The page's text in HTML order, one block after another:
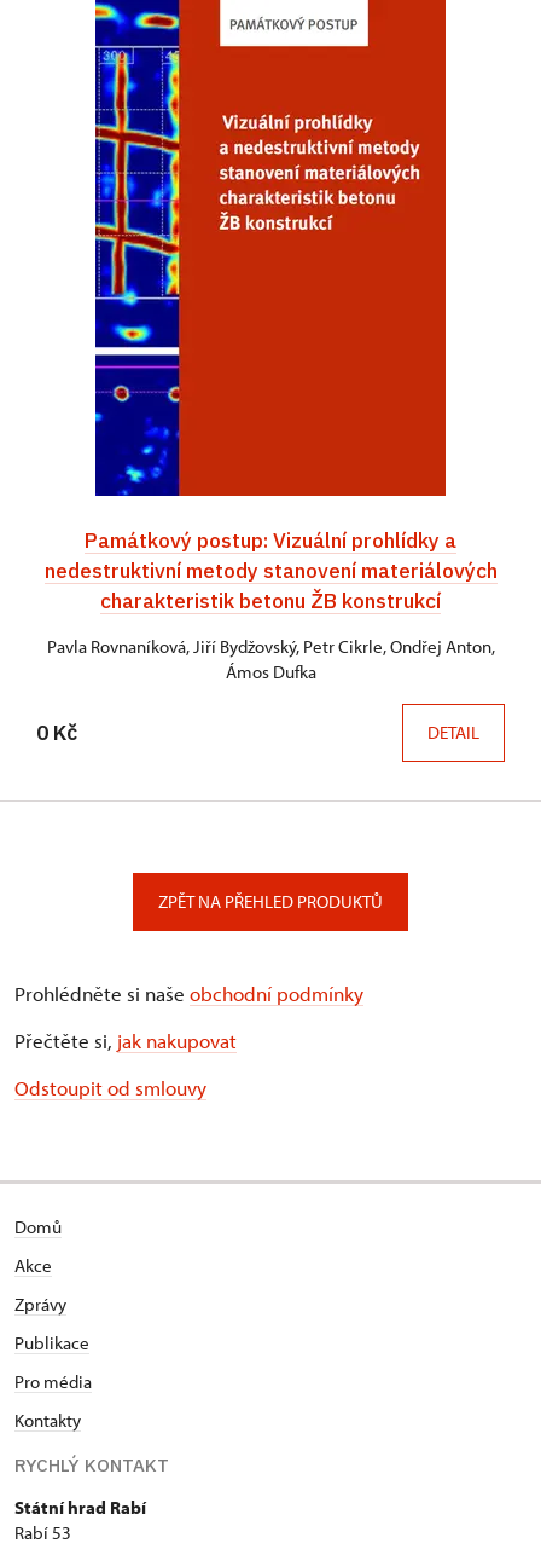
Památkový postup: Vizuální prohlídky a
nedestruktivní metody stanovení materiálových
charakteristik betonu ŽB konstrukcí
Pavla Rovnaníková, Jiří Bydžovský, Petr Cikrle, Ondřej Anton,
Ámos Dufka
0 Kč DETAIL
ZPĚT NA PŘEHLED PRODUKTŮ
Prohlédněte si naše obchodní podmínky
Přečtěte si, jak nakupovat
Odstoupit od smlouvy
Domů
Akce
Zprávy
Publikace
Pro média
Kontakty
RYCHLÝ KONTAKT
Státní hrad Rabí
Rabí 53